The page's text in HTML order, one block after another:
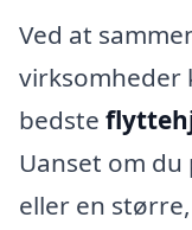
Ved at
virksomheder
bedste
Uanset om
eller en